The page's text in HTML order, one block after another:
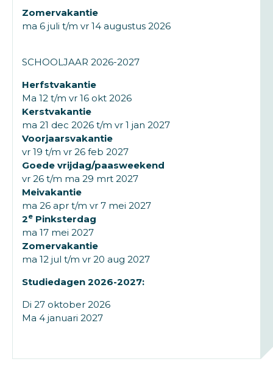
Zomervakantie
ma 6 juli t/m vr 14 augustus 2026
SCHOOLJAAR 2026-2027
Herfstvakantie
Ma 12 t/m vr 16 okt 2026
Kerstvakantie
ma 21 dec 2026 t/m vr 1 jan 2027
Voorjaarsvakantie
vr 19 t/m vr 26 feb 2027
Goede vrijdag/paasweekend
vr 26 t/m ma 29 mrt 2027
Meivakantie
ma 26 apr t/m vr 7 mei 2027
2e Pinksterdag
ma 17 mei 2027
Zomervakantie
ma 12 jul t/m vr 20 aug 2027
Studiedagen 2026-2027:
Di 27 oktober 2026
Ma 4 januari 2027